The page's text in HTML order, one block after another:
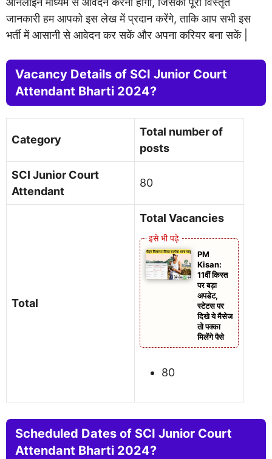
जानकारी हम आपको इस लेख में प्रदान करेंगे, ताकि आप सभी इस
भर्ती में आसानी से आवेदन कर सकें और अपना करियर बना सकें |
Vacancy Details of SCI Junior Court
Attendant Bharti 2024?
Category
Total number of
posts
SCI Junior Court
Attendant
80
Total
Total Vacancies
PM
Kisan:
11वीं किस्त
पर बड़ा
अपडेट,
स्टेटस पर
द‍िखे ये मैसेज
तो पक्‍का
म‍िलेंगे पैसे
80
Scheduled Dates of SCI Junior Court
Attendant Bharti 2024?